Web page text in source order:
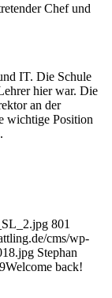
Chef und
IT. Die Schule
hier war. Die
an der
wichtige Position
801
cms/wp-
Stephan
Welcome back!